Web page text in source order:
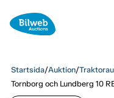
Startsida/Auktion/
Tornborg och Lundberg 10